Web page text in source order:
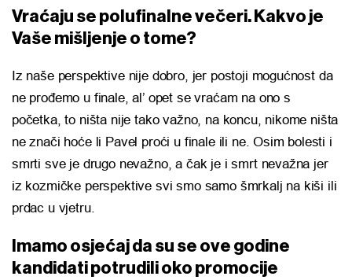
Vraćaju se polufinalne večeri. Kakvo je
Vaše mišljenje o tome?
Iz naše perspektive nije dobro, jer postoji mogućnost da
ne prođemo u finale, al’ opet se vraćam na ono s
početka, to ništa nije tako važno, na koncu, nikome ništa
ne znači hoće li Pavel proći u finale ili ne. Osim bolesti i
smrti sve je drugo nevažno, a čak je i smrt nevažna jer
iz kozmičke perspektive svi smo samo šmrkalj na kiši ili
prdac u vjetru.
Imamo osjećaj da su se ove godine
kandidati potrudili oko promocije